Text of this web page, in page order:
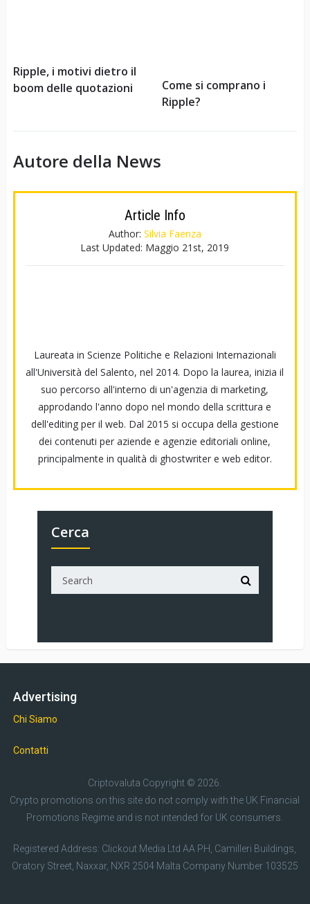
Ripple, i motivi dietro il
boom delle quotazioni
Come si comprano i
Ripple?
Autore della News
Article Info
Author: Silvia Faenza
Last Updated: Maggio 21st, 2019
Laureata in Scienze Politiche e Relazioni Internazionali
all'Università del Salento, nel 2014. Dopo la laurea, inizia il
suo percorso all'interno di un'agenzia di marketing,
approdando l'anno dopo nel mondo della scrittura e
dell'editing per il web. Dal 2015 si occupa della gestione
dei contenuti per aziende e agenzie editoriali online,
principalmente in qualità di ghostwriter e web editor.
Cerca
Advertising
Chi Siamo
Contatti
Criptovaluta Copyright © 2026.
Crypto promotions on this site do not comply with the UK Financial
Promotions Regime and is not intended for UK consumers.
Registered Address: Clickout Media Ltd AA PH, Camilleri Buildings,
Oratory Street, Naxxar, NXR 2504 Malta Company Number 103525